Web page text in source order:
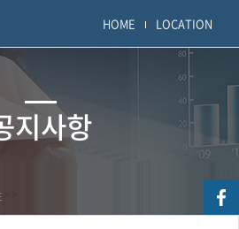
HOME LOCATION
지사항
> >